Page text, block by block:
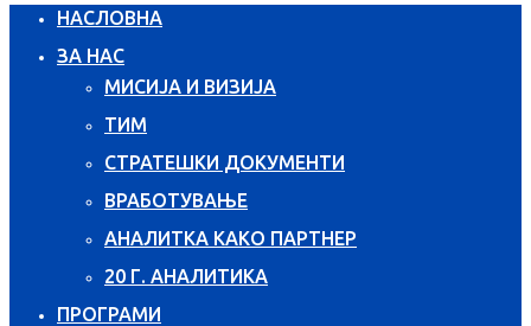
НАСЛОВНА
ЗА НАС
МИСИЈА И ВИЗИЈА
ТИМ
СТРАТЕШКИ ДОКУМЕНТИ
ВРАБОТУВАЊЕ
АНАЛИТКА КАКО ПАРТНЕР
20 Г. АНАЛИТИКА
ПРОГРАМИ